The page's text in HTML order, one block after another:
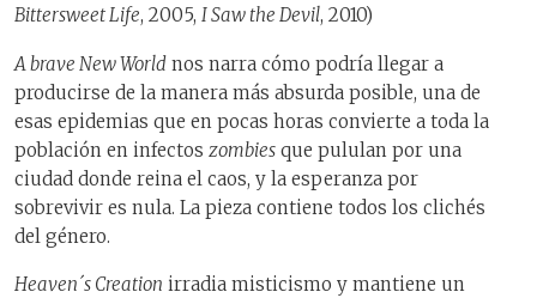
Bittersweet Life, 2005, I Saw the Devil, 2010)
A brave New World nos narra cómo podría llegar a
producirse de la manera más absurda posible, una de
esas epidemias que en pocas horas convierte a toda la
población en infectos zombies que pululan por una
ciudad donde reina el caos, y la esperanza por
sobrevivir es nula. La pieza contiene todos los clichés
del género.
Heaven´s Creation irradia misticismo y mantiene un